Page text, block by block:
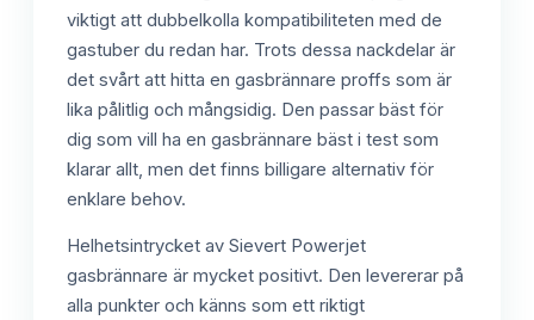
viktigt att dubbelkolla kompatibiliteten med de
gastuber du redan har. Trots dessa nackdelar är
det svårt att hitta en gasbrännare proffs som är
lika pålitlig och mångsidig. Den passar bäst för
dig som vill ha en gasbrännare bäst i test som
klarar allt, men det finns billigare alternativ för
enklare behov.
Helhetsintrycket av Sievert Powerjet
gasbrännare är mycket positivt. Den levererar på
alla punkter och känns som ett riktigt